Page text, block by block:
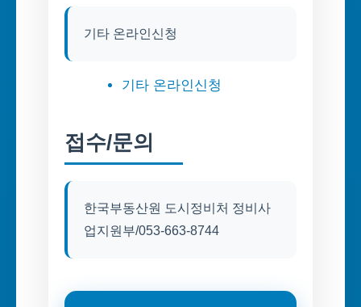
기타 온라인신청
기타 온라인신청
접수/문의
한국부동산원 도시정비처 정비사
업지원부/053-663-8744